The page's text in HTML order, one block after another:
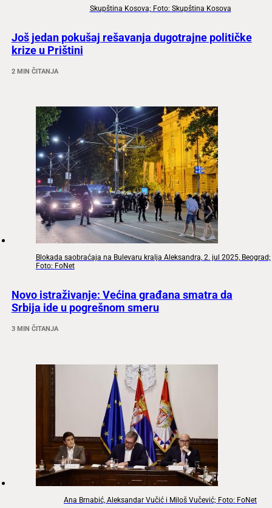
Skupština Kosova; Foto: Skupština Kosova
Još jedan pokušaj rešavanja dugotrajne političke
krize u Prištini
2 MIN ČITANJA
Blokada saobraćaja na Bulevaru kralja Aleksandra, 2. jul 2025, Beograd;
Foto: FoNet
Novo istraživanje: Većina građana smatra da
Srbija ide u pogrešnom smeru
3 MIN ČITANJA
Ana Brnabić, Aleksandar Vučić i Miloš Vučević; Foto: FoNet